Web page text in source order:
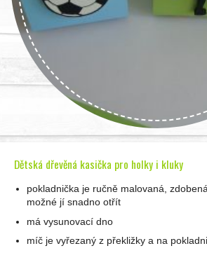
Dětská dřevěná kasička pro holky i kluky
pokladnička je ručně malovaná,
možné jí snadno otřít
má vysunovací dno
míč je vyřezaný z překližky a na